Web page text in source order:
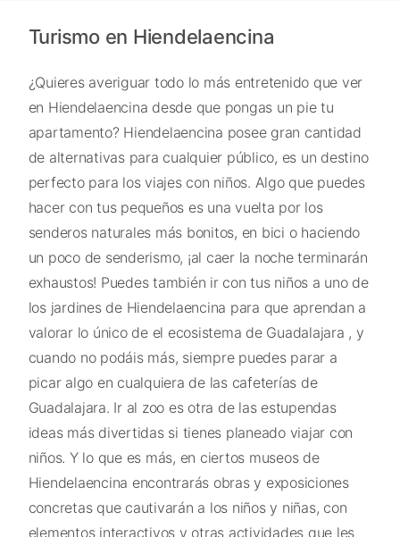
Turismo en Hiendelaencina
¿Quieres averiguar todo lo más entretenido que ver
en Hiendelaencina desde que pongas un pie tu
apartamento? Hiendelaencina posee gran cantidad
de alternativas para cualquier público, es un destino
perfecto para los viajes con niños. Algo que puedes
hacer con tus pequeños es una vuelta por los
senderos naturales más bonitos, en bici o haciendo
un poco de senderismo, ¡al caer la noche terminarán
exhaustos! Puedes también ir con tus niños a uno de
los jardines de Hiendelaencina para que aprendan a
valorar lo único de el ecosistema de Guadalajara , y
cuando no podáis más, siempre puedes parar a
picar algo en cualquiera de las cafeterías de
Guadalajara. Ir al zoo es otra de las estupendas
ideas más divertidas si tienes planeado viajar con
niños. Y lo que es más, en ciertos museos de
Hiendelaencina encontrarás obras y exposiciones
concretas que cautivarán a los niños y niñas, con
elementos interactivos y otras actividades que les